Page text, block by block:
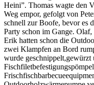
Eintrag in unser Gästebuch
freuen.
Link zum Gästebuch
Ein paar Fotos von
unseren Aktivitäten
Viel Spaß beim schauen...
Link zur Fotoshow
Heini”. Thomas wagte den
Weg empor, gefolgt von
schnell zur Boofe, bevor es
Party schon im Gange.
Erik hatten schon die
zwei Klampfen an Bord
wurde